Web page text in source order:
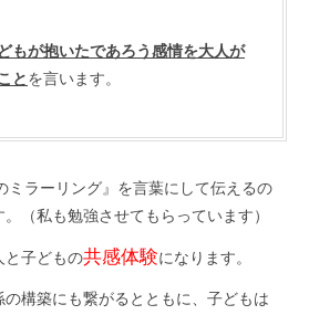
もが抱いたであろう感情を大人が
とを言います。
ミラーリング』を言葉にして伝えるの
（私も勉強させてもらっています）
と子どもの共感体験になります。
構築にも繋がるとともに、子どもは